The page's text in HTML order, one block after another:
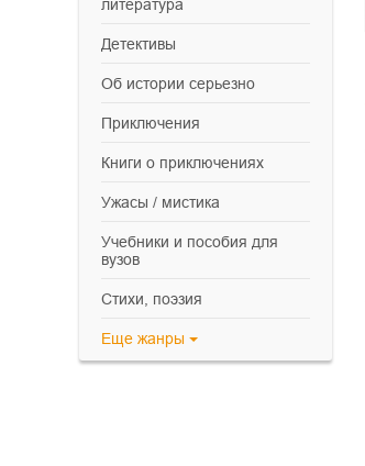
литература
детективы
об истории серьезно
приключения
книги о приключениях
ужасы / мистика
учебники и пособия для
вузов
cтихи, поэзия
Еще жанры